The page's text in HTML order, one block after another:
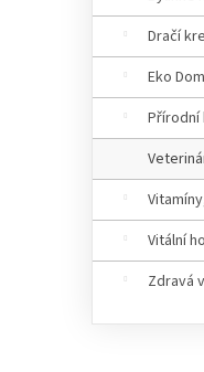
Dračí
Eko
Vitální
Zdravá